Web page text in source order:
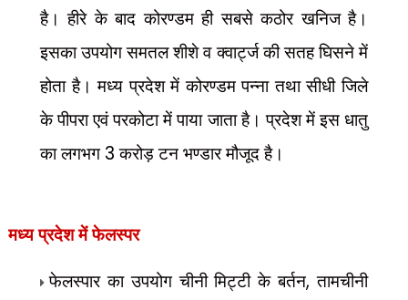
है। हीरे के बाद कोरण्डम ही सबसे कठोर खनिज है।
इसका उपयोग समतल शीशे व क्वार्ट्ज की सतह घिसने में
होता है। मध्य प्रदेश में कोरण्डम पन्ना तथा सीधी जिले
के पीपरा एवं परकोटा में पाया जाता है। प्रदेश में इस धातु
का लगभग 3 करोड़ टन भण्डार मौजूद है।
मध्य प्रदेश में फेलस्पर
फेलस्पार का उपयोग चीनी मिट्टी के बर्तन,तामचीनी